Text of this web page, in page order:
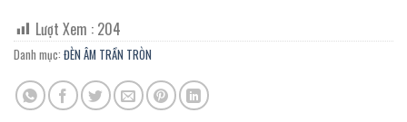
Lượt Xem : 204
Danh mục: ĐÈN ÂM TRẦN TRÒN